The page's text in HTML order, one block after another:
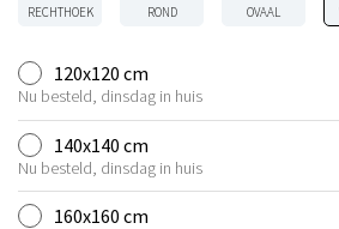
RECHTHOEK ROND OVAAL
120x120 cm
Nu besteld, dinsdag in huis
140x140 cm
Nu besteld, dinsdag in huis
160x160 cm